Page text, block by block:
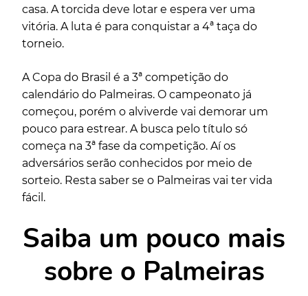
casa. A torcida deve lotar e espera ver uma
vitória. A luta é para conquistar a 4ª taça do
torneio.
A Copa do Brasil é a 3ª competição do
calendário do Palmeiras. O campeonato já
começou, porém o alviverde vai demorar um
pouco para estrear. A busca pelo título só
começa na 3ª fase da competição. Aí os
adversários serão conhecidos por meio de
sorteio. Resta saber se o Palmeiras vai ter vida
fácil.
Saiba um pouco mais
sobre o Palmeiras